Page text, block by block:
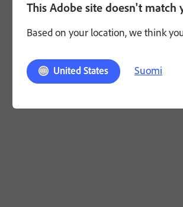
This Adobe site doesn't match
Based on your location, we think
United States Suomi